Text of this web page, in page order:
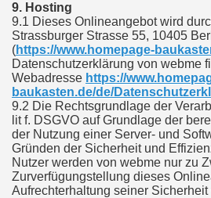
9. Hosting
9.1 Dieses Onlineangebot wird
Strassburger Strasse 55, 10405
(https://www.homepage-
Datenschutzerklärung von webme
Webadresse https://
baukasten.de/de/
9.2 Die Rechtsgrundlage der
lit f. DSGVO auf Grundlage der
der Nutzung einer Server- und
Gründen der Sicherheit und
Nutzer werden von webme nur zu
Zurverfügungstellung dieses
Aufrechterhaltung seiner Sicherheit